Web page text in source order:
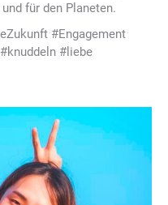
für den Planeten.
#Engagement
#liebe